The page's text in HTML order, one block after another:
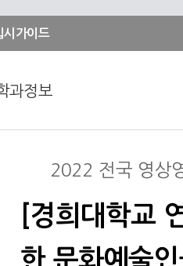
시가이드
과정보
2022 전국 영상
[경희대학교
한 문화예술